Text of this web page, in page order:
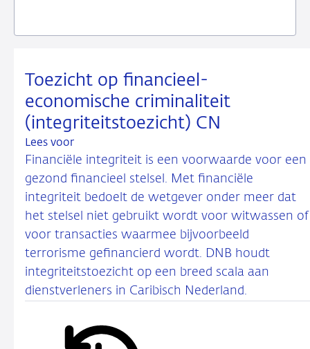
Toezicht op financieel-
economische criminaliteit
(integriteitstoezicht) CN
Lees voor
Financiële integriteit is een voorwaarde voor een
gezond financieel stelsel. Met financiële
integriteit bedoelt de wetgever onder meer dat
het stelsel niet gebruikt wordt voor witwassen of
voor transacties waarmee bijvoorbeeld
terrorisme gefinancierd wordt. DNB houdt
integriteitstoezicht op een breed scala aan
dienstverleners in Caribisch Nederland.